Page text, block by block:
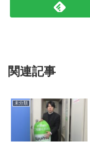
関連記事
未分類